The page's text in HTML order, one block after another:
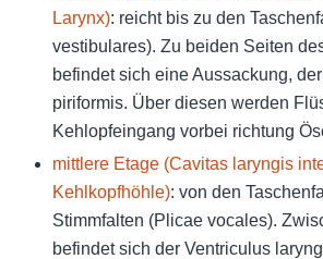
Larynx): reicht bis zu den
vestibulares). Zu beiden Seiten
befindet sich eine Aussackung,
piriformis. Über diesen werden
Kehlopfeingang vorbei richtung
mittlere Etage (Cavitas laryngis
Kehlkopfhöhle): von den
Stimmfalten (Plicae vocales).
befindet sich der Ventriculus